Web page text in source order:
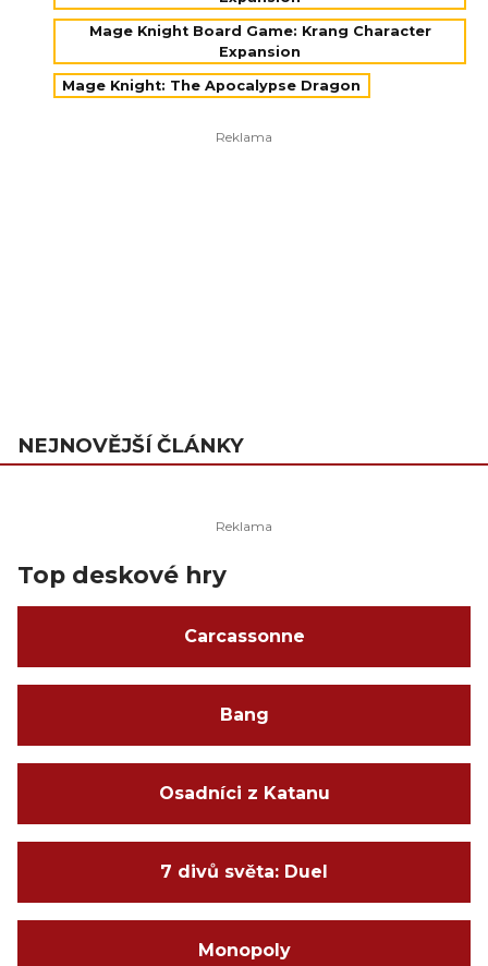
Mage Knight Board Game: Krang Character
Expansion
Mage Knight: The Apocalypse Dragon
NEJNOVĚJŠÍ ČLÁNKY
Top deskové hry
Carcassonne
Bang
Osadníci z Katanu
7 divů světa: Duel
Monopoly